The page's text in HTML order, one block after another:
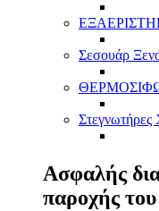
Σεσουάρ
Στεγνωτήρες
Ασφαλής
παροχής του